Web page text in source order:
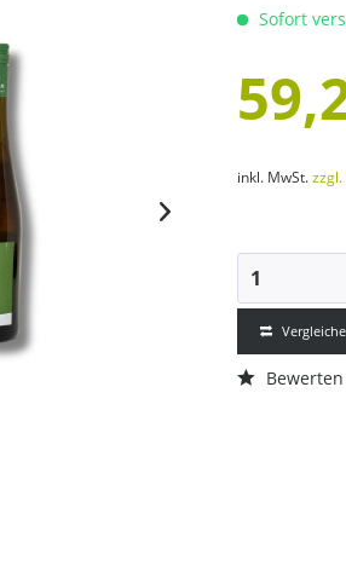
Sofort
inkl. MwSt.
Bewerten